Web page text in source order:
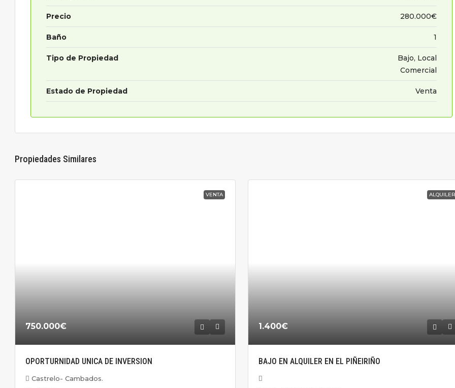
Precio 280.000€
Baño 1
Tipo de Propiedad
Bajo, Local
Comercial
Estado de Propiedad Venta
Propiedades Similares
VENTA
750.000€
OPORTURNIDAD UNICA DE INVERSION
Castrelo- Cambados.
ALQUILER
1.400€
BAJO EN ALQUILER EN EL PIÑEIRIÑO